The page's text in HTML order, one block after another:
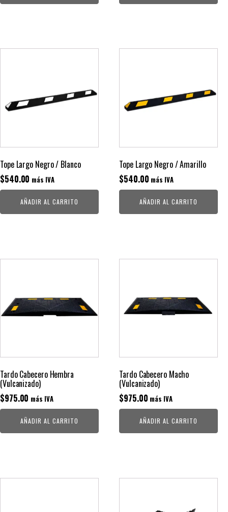
Tope Largo Negro / Blanco
$540.00 más IVA
AÑADIR AL CARRITO
Tope Largo Negro / Amarillo
$540.00 más IVA
AÑADIR AL CARRITO
Tardo Cabecero Hembra
(Vulcanizado)
$975.00 más IVA
AÑADIR AL CARRITO
Tardo Cabecero Macho
(Vulcanizado)
$975.00 más IVA
AÑADIR AL CARRITO